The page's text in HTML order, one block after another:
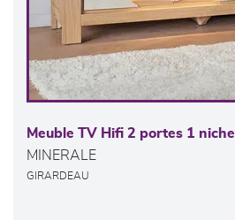
Meuble TV Hifi 2 portes 1 niche
MINERALE
GIRARDEAU